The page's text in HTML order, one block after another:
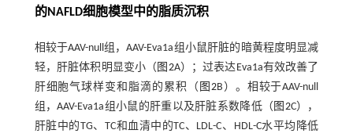
的NAFLD细胞模型中的脂质沉积
相较于AAV-null组，AAV-Eva1a组小鼠肝脏的暗黄程度明显减
轻，肝脏体积明显变小（ 图2A）；过表达Eva1a有效改善了
肝细胞气球样变和脂滴的累积（ 图2B）。相较于AAV-null
组，AAV-Eva1a组小鼠的肝重以及肝脏系数降低（ 图2C），
肝脏中的TG、TC和血清中的TC、LDL-C、HDL-C水平均降低